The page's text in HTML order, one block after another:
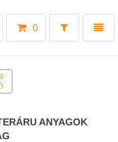
Toggle
0
ANYAGOK